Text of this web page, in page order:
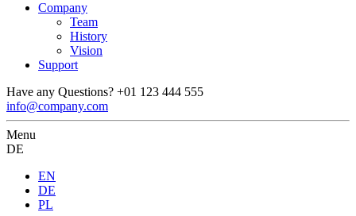
Company
Team
History
Vision
Support
Have any Questions? +01 123 444 555
info@company.com
Menu
DE
EN
DE
PL